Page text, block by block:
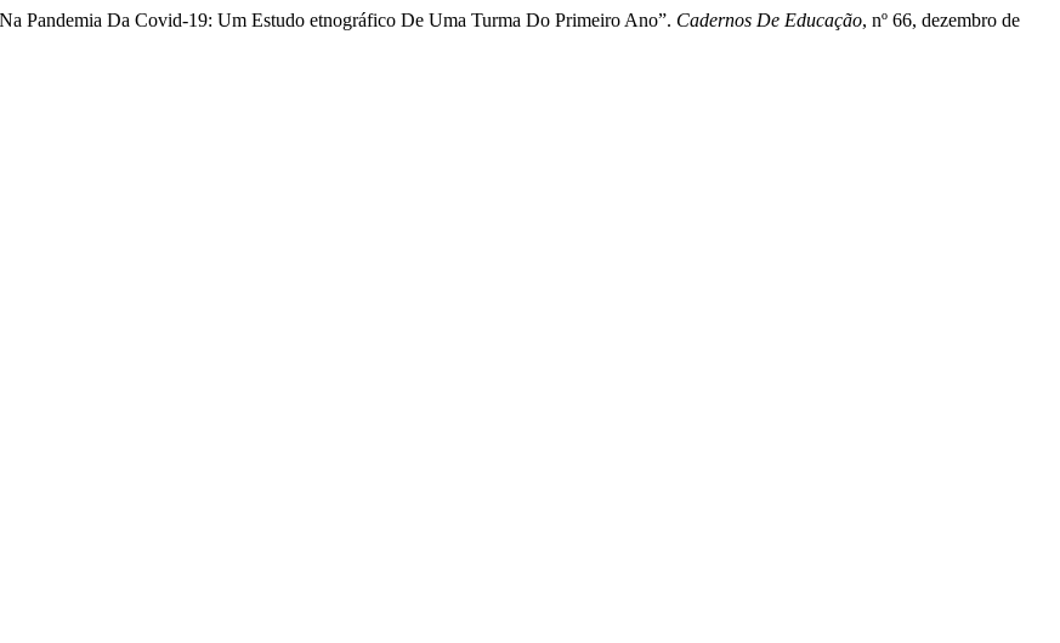
Pandemia Da Covid-19: Um Estudo etnográfico De Uma Turma Do Primeiro Ano”. Cadernos De Educação, nº 66, dezembro de